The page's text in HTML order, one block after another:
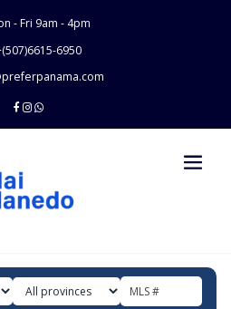
- Fri 9am - 4pm
6950